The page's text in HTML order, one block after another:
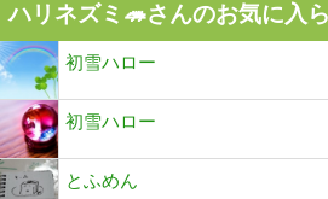
ハリネズミ🦔さんのお気に入
初雪ハロー
初雪ハロー
とふめん